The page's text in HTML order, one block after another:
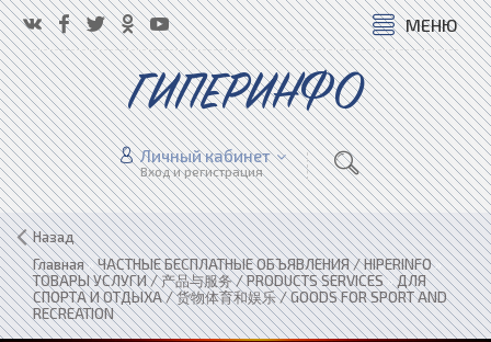
МЕНЮ
ГИПЕРИНФО
Личный кабинет
Вход и регистрация
Назад
Главная»ЧАСТНЫЕ БЕСПЛАТНЫЕ ОБЪЯВЛЕНИЯ / HIPERINFO»
ТОВАРЫ УСЛУГИ / 产品与服务 / PRODUCTS SERVICES»ДЛЯ
СПОРТА И ОТДЫХА / 货物体育和娱乐 / GOODS FOR SPORT AND
RECREATION